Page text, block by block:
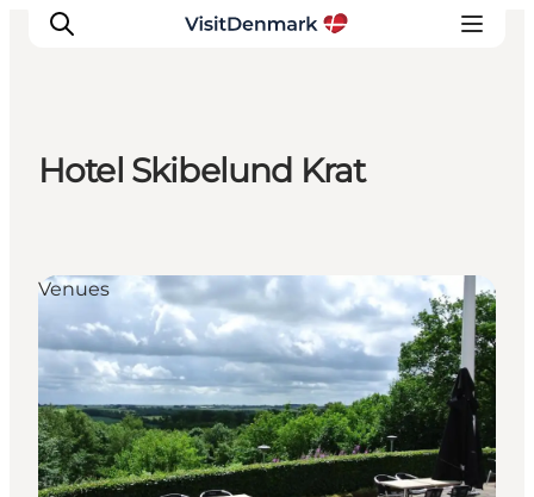
Cosa fare
Dove dormire
Pianifica il viaggio
Hotel Skibelund Krat
Venues